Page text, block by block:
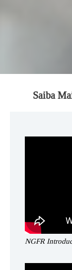
Saiba
NGFR